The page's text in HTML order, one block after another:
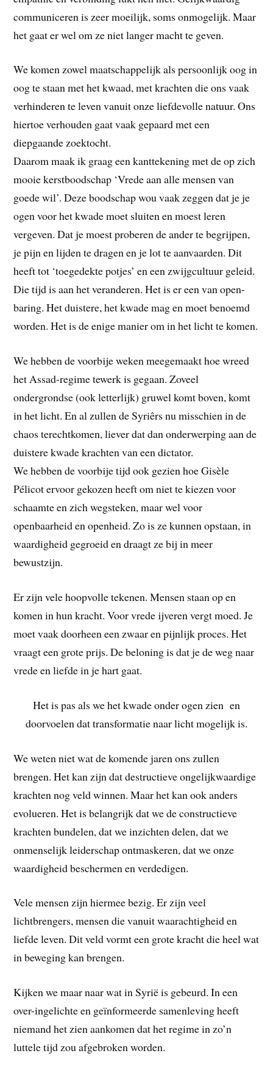
communiceren is zeer moeilijk, soms onmogelijk. Maar
het gaat er wel om ze niet langer macht te geven.
We komen zowel maatschappelijk als persoonlijk oog in
oog te staan met het kwaad, met krachten die ons vaak
verhinderen te leven vanuit onze liefdevolle natuur. Ons
hiertoe verhouden gaat vaak gepaard met een
diepgaande zoektocht.
Daarom maak ik graag een kanttekening met de op zich
mooie kerstboodschap ‘Vrede aan alle mensen van
goede wil’. Deze boodschap wou vaak zeggen dat je je
ogen voor het kwade moet sluiten en moest leren
vergeven. Dat je moest proberen de ander te begrijpen,
je pijn en lijden te dragen en je lot te aanvaarden. Dit
heeft tot ‘toegedekte potjes’ en een zwijgcultuur geleid.
Die tijd is aan het veranderen. Het is er een van open-
baring. Het duistere, het kwade mag en moet benoemd
worden. Het is de enige manier om in het licht te komen.
We hebben de voorbije weken meegemaakt hoe wreed
het Assad-regime tewerk is gegaan. Zoveel
ondergrondse (ook letterlijk) gruwel komt boven, komt
in het licht. En al zullen de Syriêrs nu misschien in de
chaos terechtkomen, liever dat dan onderwerping aan de
duistere kwade krachten van een dictator.
We hebben de voorbije tijd ook gezien hoe Gisèle
Pélicot ervoor gekozen heeft om niet te kiezen voor
schaamte en zich wegsteken, maar wel voor
openbaarheid en openheid. Zo is ze kunnen opstaan, in
waardigheid gegroeid en draagt ze bij in meer
bewustzijn.
Er zijn vele hoopvolle tekenen. Mensen staan op en
komen in hun kracht. Voor vrede ijveren vergt moed. Je
moet vaak doorheen een zwaar en pijnlijk proces. Het
vraagt een grote prijs. De beloning is dat je de weg naar
vrede en liefde in je hart gaat.
Het is pas als we het kwade onder ogen zien en
doorvoelen dat transformatie naar licht mogelijk is.
We weten niet wat de komende jaren ons zullen
brengen. Het kan zijn dat destructieve ongelijkwaardige
krachten nog veld winnen. Maar het kan ook anders
evolueren. Het is belangrijk dat we de constructieve
krachten bundelen, dat we inzichten delen, dat we
onmenselijk leiderschap ontmaskeren, dat we onze
waardigheid beschermen en verdedigen.
Vele mensen zijn hiermee bezig. Er zijn veel
lichtbrengers, mensen die vanuit waarachtigheid en
liefde leven. Dit veld vormt een grote kracht die heel wat
in beweging kan brengen.
Kijken we maar naar wat in Syrië is gebeurd. In een
over-ingelichte en geïnformeerde samenleving heeft
niemand het zien aankomen dat het regime in zo’n
luttele tijd zou afgebroken worden.